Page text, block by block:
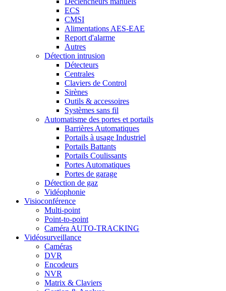
ECS
CMSI
Alimentations AES-EAE
Report d'alarme
Autres
Détection intrusion
Détecteurs
Centrales
Claviers de Control
Sirènes
Outils & accessoires
Systèmes sans fil
Automatisme des portes et portails
Barrières Automatiques
Portails à usage Industriel
Portails Battants
Portails Coulissants
Portes Automatiques
Portes de garage
Détection de gaz
Vidéophonie
Visioconférence
Multi-point
Point-to-point
Caméra AUTO-TRACKING
Vidéosurveillance
Caméras
DVR
Encodeurs
NVR
Matrix & Claviers